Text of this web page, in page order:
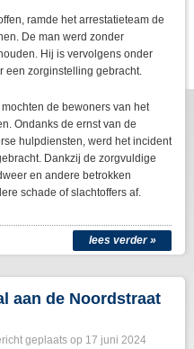
ramde het arrestatieteam de
De man werd zonder
Hij is vervolgens onder
een zorginstelling gebracht.
de bewoners van het
Ondanks de ernst van de
hulpdiensten, werd het incident
Dankzij de zorgvuldige
en andere betrokken
schade of slachtoffers af.
lees verder »
aan de Noordstraat
geplaats op 17 juni 2024